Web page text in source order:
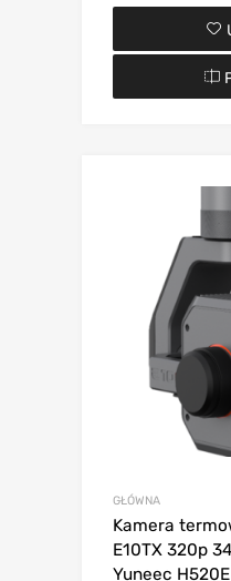
GŁÓWNA
Kamera
E10TX 320p
Yuneec H520E